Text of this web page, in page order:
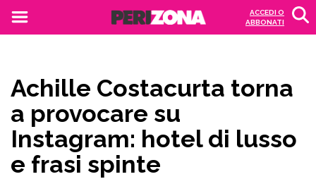
ACCEDI O
ABBONATI
Achille Costacurta torna
a provocare su
Instagram: hotel di lusso
e frasi spinte